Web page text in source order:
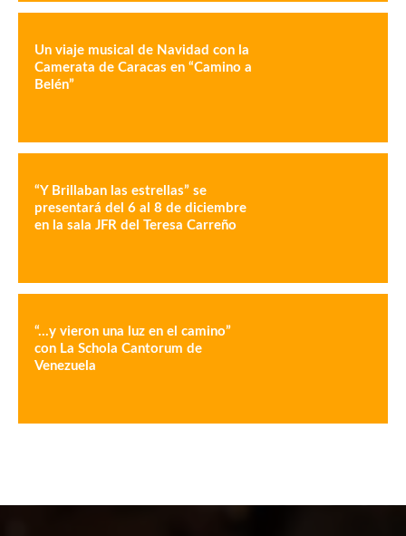
Un viaje musical de Navidad con la
Camerata de Caracas en “Camino a
Belén”
“Y Brillaban las estrellas” se
presentará del 6 al 8 de diciembre
en la sala JFR del Teresa Carreño
“…y vieron una luz en el camino”
con La Schola Cantorum de
Venezuela